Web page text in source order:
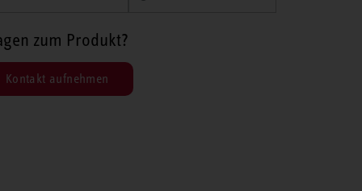
zum Produkt?
Kontakt aufnehmen